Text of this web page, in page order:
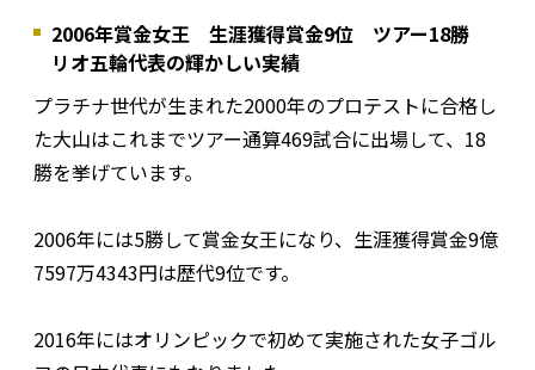
2006年賞金女王 生涯獲得賞金9位 ツアー18勝
リオ五輪代表の輝かしい実績
プラチナ世代が生まれた2000年のプロテストに合格し
た大山はこれまでツアー通算469試合に出場して、18
勝を挙げています。
2006年には5勝して賞金女王になり、生涯獲得賞金9億
7597万4343円は歴代9位です。
2016年にはオリンピックで初めて実施された女子ゴル